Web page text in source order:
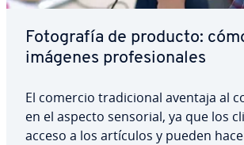
Fo­to­gra­fía de producto:
imágenes pro­fe­sio­na­les
El comercio tra­di­cio­nal aventaja al
en el aspecto sensorial, ya que los
acceso a los artículos y pueden